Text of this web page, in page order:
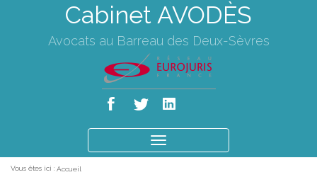
Cabinet AVODÈS
Avocats au Barreau des Deux-Sèvres
le
Vous êtes ici : Accueil